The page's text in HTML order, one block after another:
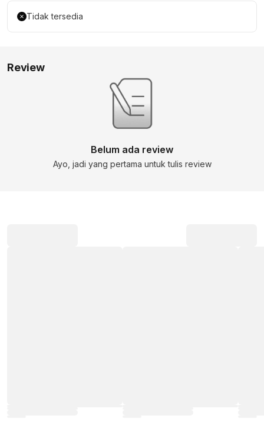
Tidak tersedia
Review
Belum ada review
Ayo, jadi yang pertama untuk tulis review